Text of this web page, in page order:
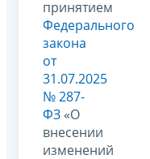
принятием
Федерального
закона
от
31.07.2025
№ 287-
ФЗ «О
внесении
изменений